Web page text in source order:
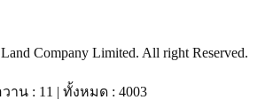
Company Limited. All right Reserved.
าน : 11 | ทั้งหมด : 4003